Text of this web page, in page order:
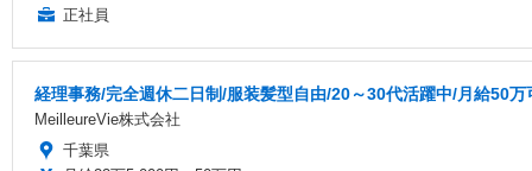
正社員
経理事務/完全週休二日制/服装髪型自由/20～30代活躍中/月給50
MeilleureVie株式会社
千葉県